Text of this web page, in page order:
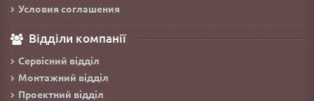
Условия соглашения
Відділи компанії
Сервісний відділ
Монтажний відділ
Проектний відділ